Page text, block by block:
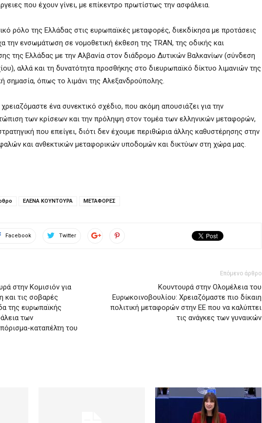
που έχουν γίνει, με επίκεντρο πρωτίστως την ασφάλεια.
ρόλο της Ελλάδας στις ευρωπαϊκές μεταφορές, διεκδίκησα με προτάσεις
την ενσωμάτωση σε νομοθετική έκθεση της TRAN, της οδικής και
της Ελλάδας με την Αλβανία στον διάδρομο Δυτικών Βαλκανίων (σύνδεση
αλλά και τη δυνατότητα προσθήκης στο διευρωπαϊκό δίκτυο λιμανιών της
σημασία, όπως το λιμάνι της Αλεξανδρούπολης.
ένα συνεκτικό σχέδιο, που ακόμη απουσιάζει για την
των κρίσεων και την πρόληψη στον τομέα των ελληνικών μεταφορών,
που επείγει, διότι δεν έχουμε περιθώρια άλλης καθυστέρησης στην
και ανθεκτικών μεταφορικών υποδομών και δικτύων στη χώρα μας.
ΕΛΕΝΑ ΚΟΥΝΤΟΥΡΑ ΜΕΤΑΦΟΡΕΣ
Facebook Twitter
στην Κομισιόν για
και τις σοβαρές
της ευρωπαϊκής
των
καταπέλτη του
Επόμενο άρθρο
Κουντουρά στην Ολομέλεια του
Ευρωκοινοβουλίου: Χρειαζόμαστε πιο δίκαιη
πολιτική μεταφορών στην ΕΕ που να καλύπτει
τις ανάγκες των γυναικών